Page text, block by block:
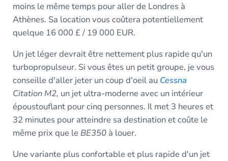
moins le même temps pour aller de Londres à
Athènes. Sa location vous coûtera potentiellement
quelque 16 000 £ / 19 000 EUR.
Un jet léger devrait être nettement plus rapide qu'un
turbopropulseur. Si vous êtes un petit groupe, je vous
conseille d'aller jeter un coup d'oeil au Cessna
Citation M2, un jet ultra-moderne avec un intérieur
époustouflant pour cinq personnes. Il met 3 heures et
32 minutes pour atteindre sa destination et coûte le
même prix que le BE350à louer.
Une variante plus confortable et plus rapide d'un jet